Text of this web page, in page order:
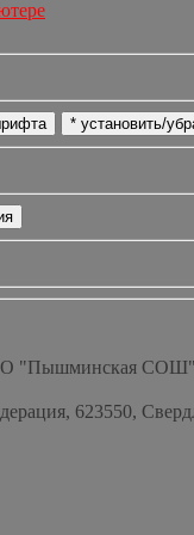
"Пышминская СОШ"
623550,